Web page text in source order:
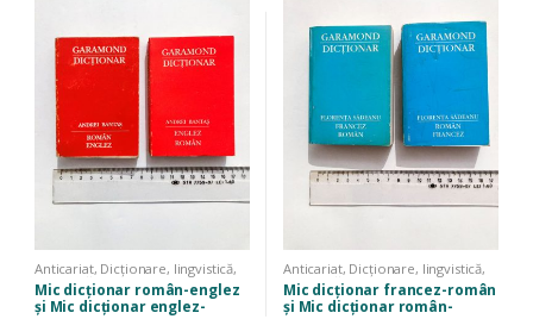
Anticariat, Dicționare, lingvistică,
limbi străine
Mic dicționar român-englez
și Mic dicționar englez-
Anticariat, Dicționare, lingvistică,
limbi străine
Mic dicționar francez-român
și Mic dicționar român-